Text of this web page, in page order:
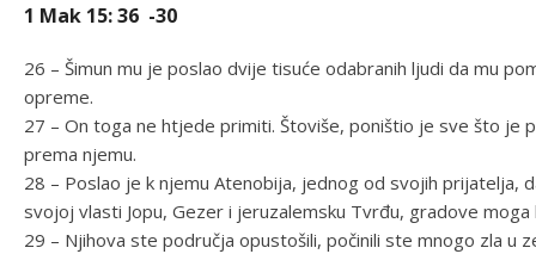
1 Mak 15: 36 -30
26 – Šimun mu je poslao dvije tisuće odabranih ljudi da mu
opreme.
27 – On toga ne htjede primiti. Štoviše, poništio je sve što je
prema njemu.
28 – Poslao je k njemu Atenobija, jednog od svojih prijatelja,
svojoj vlasti Jopu, Gezer i jeruzalemsku Tvrđu, gradove
29 – Njihova ste područja opustošili, počinili ste mnogo zla u